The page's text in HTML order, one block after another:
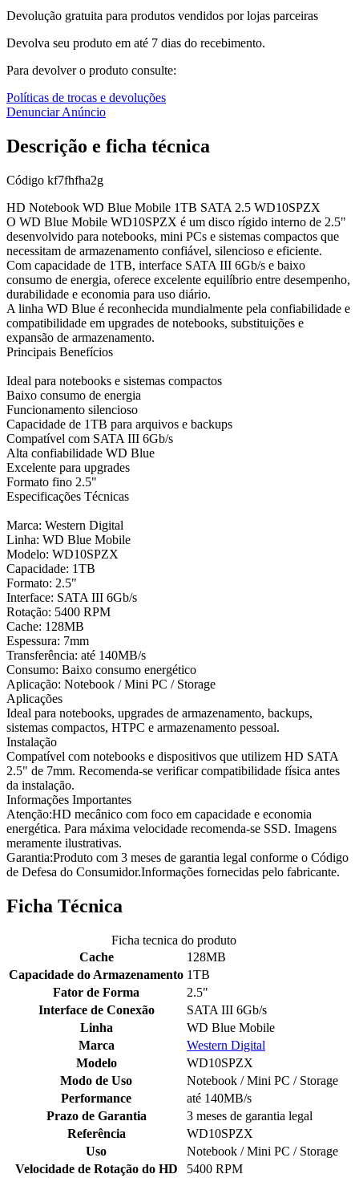
Devolução gratuita para produtos vendidos por lojas parceiras
Devolva seu produto em até 7 dias do recebimento.
Para devolver o produto consulte:
Políticas de trocas e devoluções
Denunciar Anúncio
Descrição e ficha técnica
Código kf7fhfha2g
HD Notebook WD Blue Mobile 1TB SATA 2.5 WD10SPZX
O WD Blue Mobile WD10SPZX é um disco rígido interno de 2.5"
desenvolvido para notebooks, mini PCs e sistemas compactos que
necessitam de armazenamento confiável, silencioso e eficiente.
Com capacidade de 1TB, interface SATA III 6Gb/s e baixo
consumo de energia, oferece excelente equilíbrio entre desempenho,
durabilidade e economia para uso diário.
A linha WD Blue é reconhecida mundialmente pela confiabilidade e
compatibilidade em upgrades de notebooks, substituições e
expansão de armazenamento.
Principais Benefícios
Ideal para notebooks e sistemas compactos
Baixo consumo de energia
Funcionamento silencioso
Capacidade de 1TB para arquivos e backups
Compatível com SATA III 6Gb/s
Alta confiabilidade WD Blue
Excelente para upgrades
Formato fino 2.5"
Especificações Técnicas
Marca: Western Digital
Linha: WD Blue Mobile
Modelo: WD10SPZX
Capacidade: 1TB
Formato: 2.5"
Interface: SATA III 6Gb/s
Rotação: 5400 RPM
Cache: 128MB
Espessura: 7mm
Transferência: até 140MB/s
Consumo: Baixo consumo energético
Aplicação: Notebook / Mini PC / Storage
Aplicações
Ideal para notebooks, upgrades de armazenamento, backups,
sistemas compactos, HTPC e armazenamento pessoal.
Instalação
Compatível com notebooks e dispositivos que utilizem HD SATA
2.5" de 7mm. Recomenda-se verificar compatibilidade física antes
da instalação.
Informações Importantes
Atenção:HD mecânico com foco em capacidade e economia
energética. Para máxima velocidade recomenda-se SSD. Imagens
meramente ilustrativas.
Garantia:Produto com 3 meses de garantia legal conforme o Código
de Defesa do Consumidor.Informações fornecidas pelo fabricante.
Ficha Técnica
Ficha tecnica do produto
Cache
128MB
Capacidade do Armazenamento 1TB
Fator de Forma
2.5"
Interface de Conexão
SATA III 6Gb/s
Linha
WD Blue Mobile
Marca
Western Digital
Modelo
WD10SPZX
Modo de Uso
Notebook / Mini PC / Storage
Performance
até 140MB/s
Prazo de Garantia
3 meses de garantia legal
Referência
WD10SPZX
Uso
Notebook / Mini PC / Storage
Velocidade de Rotação do HD
5400 RPM